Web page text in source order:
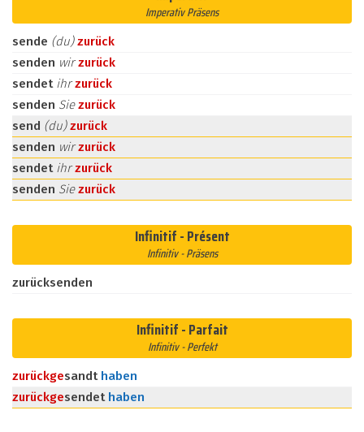
Imperativ Präsens
sende (du)zurück
senden wirzurück
sendet ihrzurück
senden Siezurück
send (du)zurück
senden wirzurück
sendet ihrzurück
senden Siezurück
Infinitif - Présent
Infinitiv - Präsens
zurücksenden
Infinitif - Parfait
Infinitiv - Perfekt
zurückgesandt haben
zurückgesendet haben